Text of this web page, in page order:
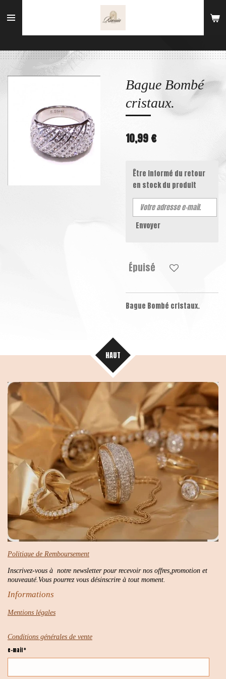
au
Bague Bombé
cristaux.
10,99 €
Être informé du retour
en stock du produit
Envoyer
Épuisé
Bague Bombé cristaux.
HAUT
Politique de Remboursement
Inscrivez-vous à notre newsletter pour recevoir nos offres,promotion et
nouveauté.Vous pourrez vous désinscrire à tout moment.
Informations
Mentions légales
Conditions générales de vente
e-mail *